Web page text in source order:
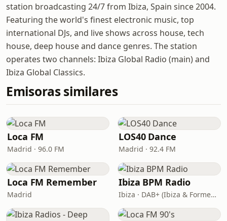
station broadcasting 24/7 from Ibiza, Spain since 2004.
Featuring the world's finest electronic music, top
international DJs, and live shows across house, tech
house, deep house and dance genres. The station
operates two channels: Ibiza Global Radio (main) and
Ibiza Global Classics.
Emisoras similares
Loca FM
Madrid · 96.0 FM
LOS40 Dance
Madrid · 92.4 FM
Loca FM Remember
Madrid
Ibiza BPM Radio
Ibiza · DAB+ (Ibiza & Formentera, Madrid, Barcelona)